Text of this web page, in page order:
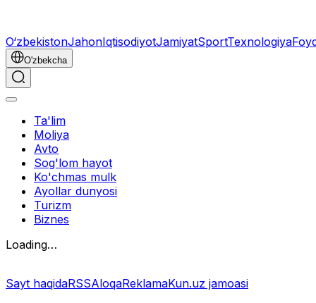
O‘zbekistonJahonIqtisodiyotJamiyatSportTexnologiya
O'zbekcha
Ta'lim
Moliya
Avto
Sog'lom hayot
Ko'chmas mulk
Ayollar dunyosi
Turizm
Biznes
Loading…
Sayt haqidaRSSAloqaReklamaKun.uz jamoasi